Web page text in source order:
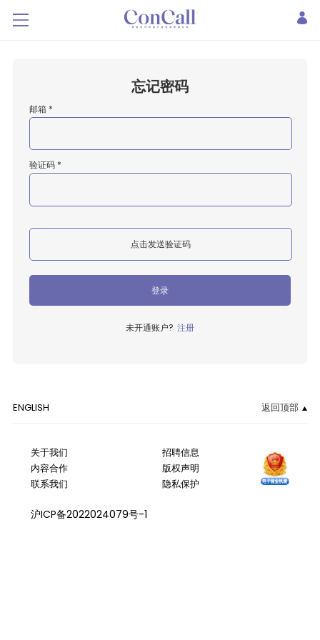
忘记密码
邮箱 *
验证码 *
点击发送验证码
登录
未开通账户? 注册
ENGLISH 返回顶部
关于我们
内容合作
联系我们
招聘信息
版权声明
隐私保护
沪ICP备2022024079号-1